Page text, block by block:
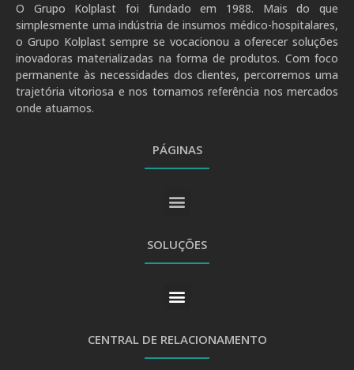
O Grupo Kolplast foi fundado em 1988. Mais do que
simplesmente uma indústria de insumos médico-hospitalares,
o Grupo Kolplast sempre se vocacionou a oferecer soluções
inovadoras materializadas na forma de produtos. Com foco
permanente às necessidades dos clientes, percorremos uma
trajetória vitoriosa e nos tornamos referência nos mercados
onde atuamos.
PÁGINAS
SOLUÇÕES
CENTRAL DE RELACIONAMENTO